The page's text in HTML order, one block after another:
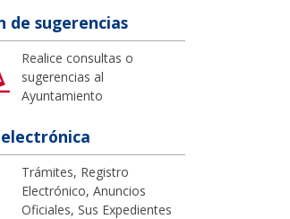
de sugerencias
Realice consultas o
sugerencias al
Ayuntamiento
electrónica
Trámites, Registro
Electrónico, Anuncios
Oficiales, Sus Expedientes